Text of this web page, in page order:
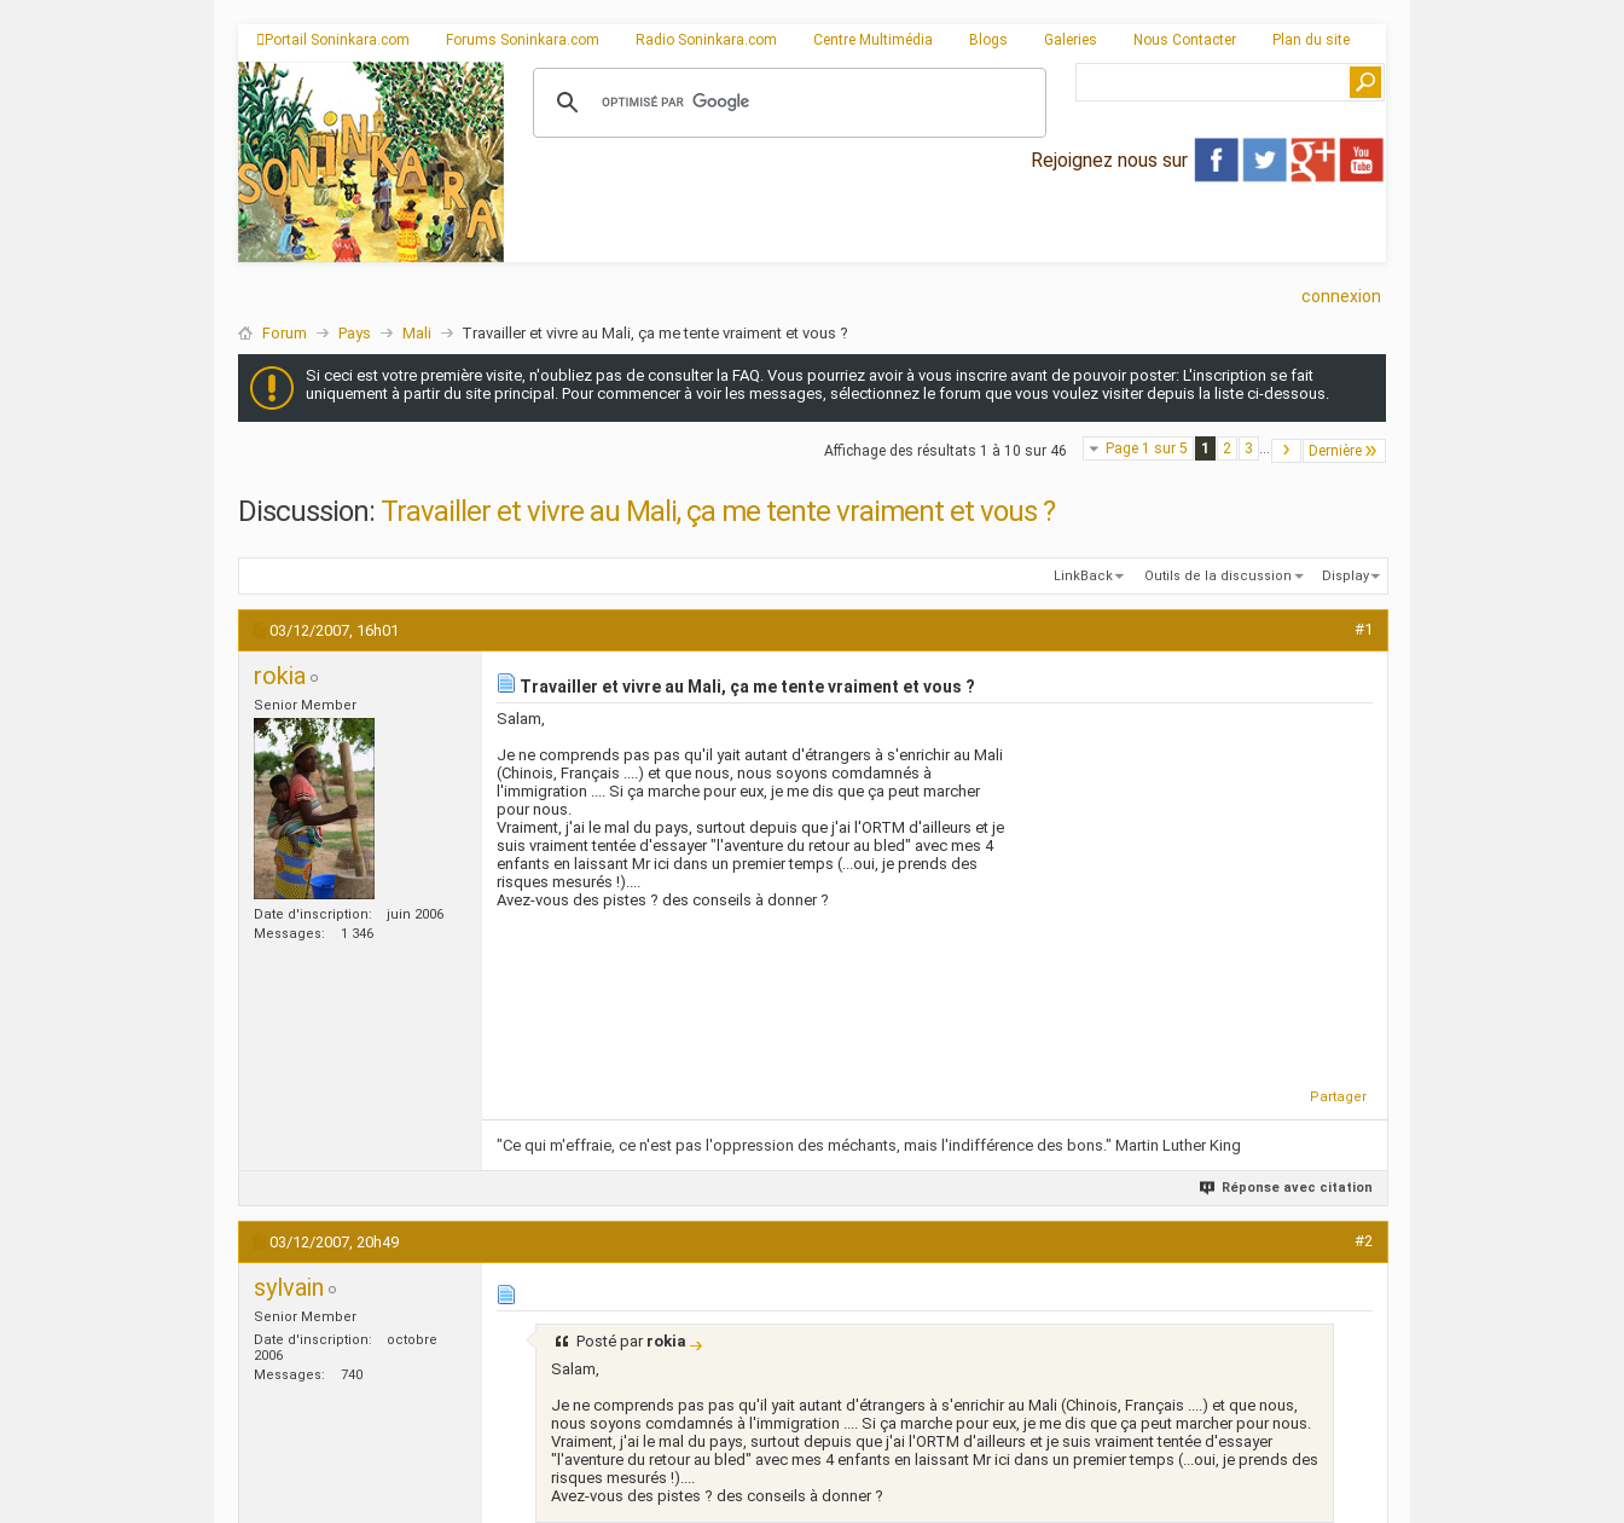
Portail Soninkara.com Forums Soninkara.com Radio Soninkara.com Centre Multimédia Blogs Galeries Nous Contacter Plan du site
Rejoignez nous sur
connexion
Forum Pays Mali Travailler et vivre au Mali, ça me tente vraiment et vous ?
Si ceci est votre première visite, n'oubliez pas de consulter la FAQ. Vous pourriez avoir à vous inscrire avant de pouvoir poster: L'inscription se fait
uniquement à partir du site principal. Pour commencer à voir les messages, sélectionnez le forum que vous voulez visiter depuis la liste ci-dessous.
Page 1 sur 5 1 2 3 ... Dernière
Affichage des résultats 1 à 10 sur 46
Discussion: Travailler et vivre au Mali, ça me tente vraiment et vous ?
LinkBack Outils de la discussion Display
03/12/2007, 16h01 #1
rokia
Senior Member
Date d'inscription
juin 2006
Messages
1 346
Travailler et vivre au Mali, ça me tente vraiment et vous ?
Salam,
Je ne comprends pas pas qu'il yait autant d'étrangers à s'enrichir au Mali
(Chinois, Français ....) et que nous, nous soyons comdamnés à
l'immigration .... Si ça marche pour eux, je me dis que ça peut marcher
pour nous.
Vraiment, j'ai le mal du pays, surtout depuis que j'ai l'ORTM d'ailleurs et je
suis vraiment tentée d'essayer "l'aventure du retour au bled" avec mes 4
enfants en laissant Mr ici dans un premier temps (...oui, je prends des
risques mesurés !)....
Avez-vous des pistes ? des conseils à donner ?
Partager
"Ce qui m'effraie, ce n'est pas l'oppression des méchants, mais l'indifférence des bons." Martin Luther King
Réponse avec citation
03/12/2007, 20h49 #2
sylvain
Senior Member
Date d'inscription
octobre
2006
Messages
740
Posté par rokia
Salam,
Je ne comprends pas pas qu'il yait autant d'étrangers à s'enrichir au Mali (Chinois, Français ....) et que nous,
nous soyons comdamnés à l'immigration .... Si ça marche pour eux, je me dis que ça peut marcher pour nous.
Vraiment, j'ai le mal du pays, surtout depuis que j'ai l'ORTM d'ailleurs et je suis vraiment tentée d'essayer
"l'aventure du retour au bled" avec mes 4 enfants en laissant Mr ici dans un premier temps (...oui, je prends des
risques mesurés !)....
Avez-vous des pistes ? des conseils à donner ?